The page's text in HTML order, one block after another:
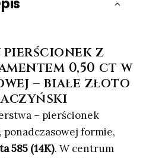
pierścionek z
0,50 ct w
– białe złoto
– pierścionek
formie,
585 (14K). W centrum